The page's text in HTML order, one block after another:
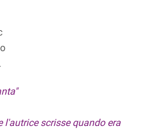
l'autrice scrisse quando era